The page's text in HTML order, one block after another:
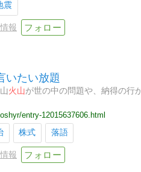
震
報
いたい放題
火山が世の中の問題や、納得の行
entry-12015637606.html
株式 落語
報